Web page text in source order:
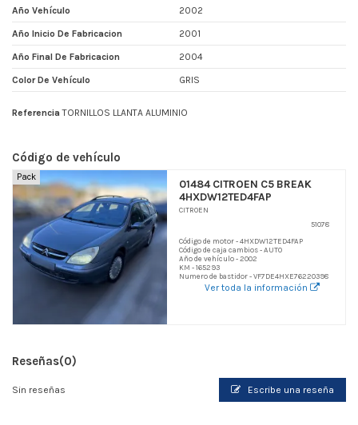
Año Vehículo 2002
Año Inicio De Fabricacion 2001
Año Final De Fabricacion 2004
Color De Vehículo GRIS
Referencia TORNILLOS LLANTA ALUMINIO
Código de vehículo
Pack
01484 CITROEN C5 BREAK
4HXDW12TED4FAP
CITROEN
51078
Código de motor - 4HXDW12TED4FAP
Código de caja cambios - AUTO
Año de vehículo - 2002
KM - 165293
Numero de bastidor - VF7DE4HXE76220398
Ver toda la información
Reseñas(0)
Sin reseñas Escribe una reseña